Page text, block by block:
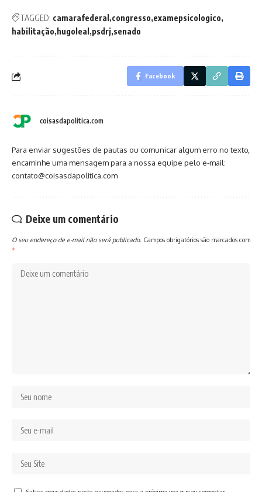
TAGGED: camarafederal congresso examepsicologico
habilitação hugoleal psdrj senado
Facebook
coisasdapolitica.com
Para enviar sugestões de pautas ou comunicar algum erro no texto,
encaminhe uma mensagem para a nossa equipe pelo e-mail:
contato@coisasdapolitica.com
Deixe um comentário
O seu endereço de e-mail não será publicado. Campos obrigatórios são marcados com
*